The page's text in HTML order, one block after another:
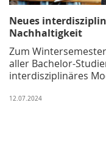
Neues
Nachhaltigkeit
Zum
aller Bachelor-
interdisziplinäres
12.07.2024